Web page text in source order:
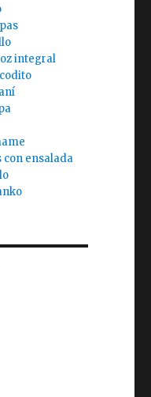
integral
ensalada